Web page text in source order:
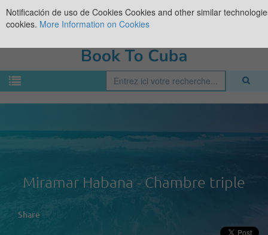
Miramar Habana - Chambre triple
Share
Notificación de uso de Cookies Cookies and other similar
cookies. More Information on Cookies